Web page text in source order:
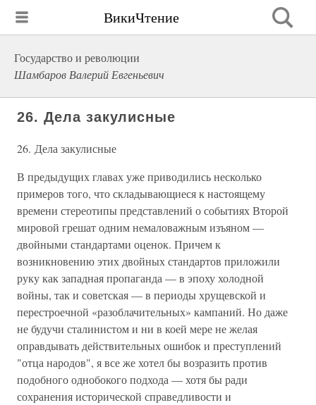
ВикиЧтение
Государство и революции
Шамбаров Валерий Евгеньевич
26. Дела закулисные
26. Дела закулисные
В предыдущих главах уже приводились несколько
примеров того, что складывающиеся к настоящему
времени стереотипы представлений о событиях Второй
мировой грешат одним немаловажным изъяном —
двойными стандартами оценок. Причем к
возникновению этих двойных стандартов приложили
руку как западная пропаганда — в эпоху холодной
войны, так и советская — в периоды хрущевской и
перестроечной «разоблачительных» кампаний. Но даже
не будучи сталинистом и ни в коей мере не желая
оправдывать действительных ошибок и преступлений
"отца народов", я все же хотел бы возразить против
подобного однобокого подхода — хотя бы ради
сохранения исторической справедливости и